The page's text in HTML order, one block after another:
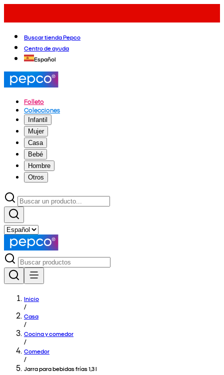
Buscar tienda Pepco
Centro de ayuda
Español
Folleto
Colecciones
Infantil
Mujer
Casa
Bebé
Hombre
Otros
Inicio
/
Casa
/
Cocina y comedor
/
Comedor
/
Jarra para bebidas frías 1,3 l